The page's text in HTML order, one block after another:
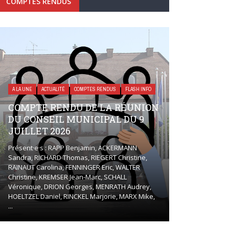
A LA UNE ACTUALITÉ COMPTES RENDUS FLASH INFO
COMPTE RENDU DE LA RÉUNION
DU CONSEIL MUNICIPAL DU 9
JUILLET 2026
Présent·e·s : RAPP Benjamin, ACKERMANN
Sandra, RICHARD Thomas, RIEGERT Christine,
RAINAUT Carolina, FENNINGER Eric, WALTER
Christine, KREMSER Jean-Marc, SCHALL
Véronique, DRION Georges, MENRATH Audrey,
HOELTZEL Daniel, RINCKEL Marjorie, MARX Mike,
...